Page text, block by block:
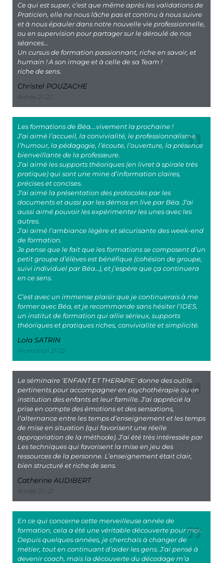
Ce qui est super, c’est que même après les validations de
Praticien, elle ne nous lâche pas et continu à nous suivre
et à nous épauler dans notre nouvelle vie professionnelle,
ou en supervision pour partager sur le déroulé de nos
séances…
Un cursus de formation passionnant, riche en savoir, et
humain ! A son image et à celle de sa Team !
riche de sens.
Christel POUZACHE
Année 21-22
Les formations de Béa….vivement la prochaine !
J’ai aimé l’accueil, la convivialité, le professionnalisme,
l’humour, la pédagogie, l’écoute, l’ouverture, la présence
bienveillante de la professeure.
J’ai aimé les supports théoriques (en livret à spirale très
pratique) qui sont une mine d’information claires,
précises et concises.
J’ai aimé la présentation des protocoles par les
documents et aussi par les démos en live par Béa. J’ai
aussi aimé pouvoir les expérimenter les unes avec les
autres.
J’ai aimé l’ambiance légère et sécurisante des week-end
de formation.
Je pense que le fait que les formations se composent d’un
petit groupe d’élèves est bénéfique (cohésion de groupe,
suivi individuel par Béa…), et j’espère que ça continuera
en ce sens.
C’est avec un immense plaisir que je continuerais à me
former avec Béa, et je recommande sans hésiter l’IDES,
un institut de formation qui allie sérieux, supports
théoriques et pratiques riches, convivialité et simplicité.
Lola SATRIN
Promotion 21-22
Le séminaire ‘ENFANT ET THERAPIE’ donne des outils
pertinents pour accompagner en psychothérapie ou en
institution des enfants et leur famille. J’ai apprécié la
prise en compte des émotions et des sensations,
l’alternance entre les temps d’enseignement et les temps
de mise en situation (qui favorisent une réelle
appropriation de la méthode). J’ai été très intéressée par
Les techniques qui favorisent la mise en jeu des
ressources de la personne. L’enseignement était clair,
bien structuré et riche de sens.
Catherine AUDIBERT
Année 20-21
En ce qui concerne cette merveilleuse année de
formation, cela a été une véritable découverte pour moi.
Depuis quelques années, je cherchais à changer de
métier, tout en continuant d’aider les gens. J’ai pensé à
devenir coach, mais la découverte du décodage m’a